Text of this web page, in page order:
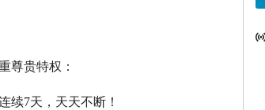
尊贵特权：
续7天，天天不断！